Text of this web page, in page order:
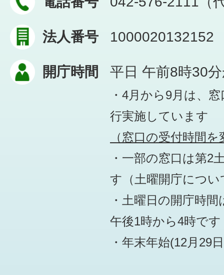
法人番号 1000020132152
開庁時間 平日 午前8時30
・4月から9月は、
行実施しています
（窓口の受付時間
・一部の窓口は第2
す （土曜開庁につ
・土曜日の開庁時
午後1時から4時です
・年末年始(12月29